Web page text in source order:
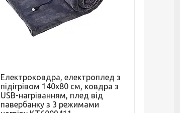
Електроковдра, електроплед з
підігрівом 140х80 см, ковдра з
USB-нагріванням, плед від
павербанку з 3 режимами